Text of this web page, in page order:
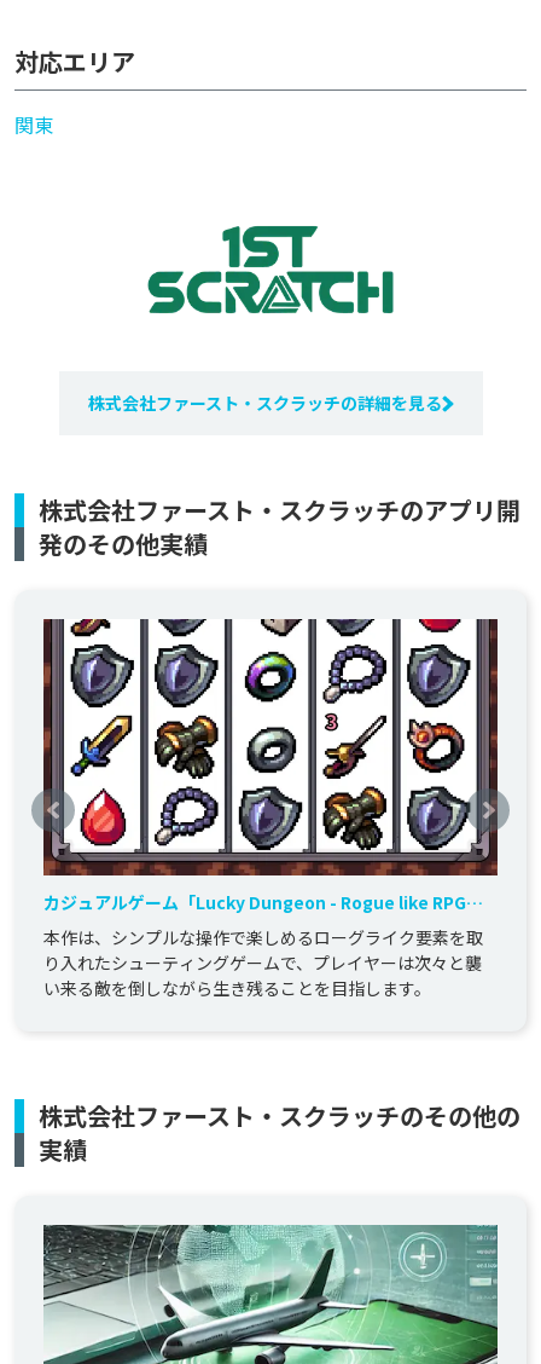
対応エリア
関東
株式会社ファースト・スクラッチの詳細を見る
株式会社ファースト・スクラッチのアプリ開
発のその他実績
カジュアルゲーム「Lucky Dungeon - Rogue like RPG」
の開発を担当しました。
本作は、シンプルな操作で楽しめるローグライク要素を取
り入れたシューティングゲームで、プレイヤーは次々と襲
い来る敵を倒しながら生き残ることを目指します。
株式会社ファースト・スクラッチのその他の
実績